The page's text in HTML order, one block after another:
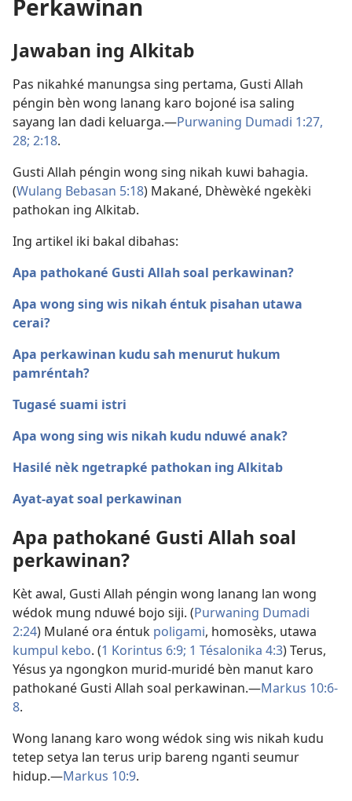
Perkawinan
Jawaban ing Alkitab
Pas nikahké manungsa sing pertama, Gusti Allah
péngin bèn wong lanang karo bojoné isa saling
sayang lan dadi keluarga.​—Purwaning Dumadi 1:27,
28; 2:18.
Gusti Allah péngin wong sing nikah kuwi bahagia.
(Wulang Bebasan 5:18) Makané, Dhèwèké ngekèki
pathokan ing Alkitab.
Ing artikel iki bakal dibahas:
Apa pathokané Gusti Allah soal perkawinan?
Apa wong sing wis nikah éntuk pisahan utawa
cerai?
Apa perkawinan kudu sah menurut hukum
pamréntah?
Tugasé suami istri
Apa wong sing wis nikah kudu nduwé anak?
Hasilé nèk ngetrapké pathokan ing Alkitab
Ayat-ayat soal perkawinan
Apa pathokané Gusti Allah soal
perkawinan?
Kèt awal, Gusti Allah péngin wong lanang lan wong
wédok mung nduwé bojo siji. (Purwaning Dumadi
2:24) Mulané ora éntuk poligami, homosèks, utawa
kumpul kebo. (1 Korintus 6:9; 1 Tésalonika 4:3) Terus,
Yésus ya ngongkon murid-muridé bèn manut karo
pathokané Gusti Allah soal perkawinan.​—Markus 10:6-
8.
Wong lanang karo wong wédok sing wis nikah kudu
tetep setya lan terus urip bareng nganti seumur
hidup.​—Markus 10:9.